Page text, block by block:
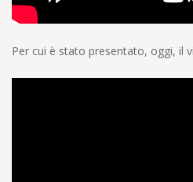
Per cui è stato presentato, oggi, il